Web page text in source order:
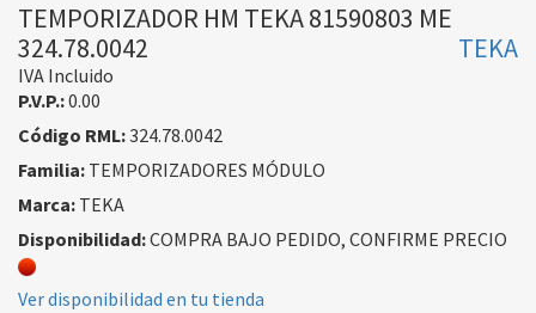
TEMPORIZADOR HM TEKA 81590803 ME
324.78.0042
TEKA
IVA Incluido
P.V.P.:0.00
Código RML:324.78.0042
Familia: TEMPORIZADORES MÓDULO
Marca: TEKA
Disponibilidad:COMPRA BAJO PEDIDO, CONFIRME PRECIO
Ver disponibilidad en tu tienda